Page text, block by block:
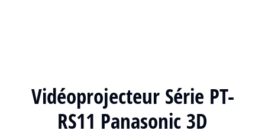
Vidéoprojecteur Série PT-
RS11 Panasonic 3D